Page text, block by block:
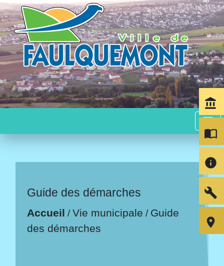
menu
Guide des démarches
Accueil /Vie municipale / Guide
des démarches
account_balance
import_contacts
info
build
room